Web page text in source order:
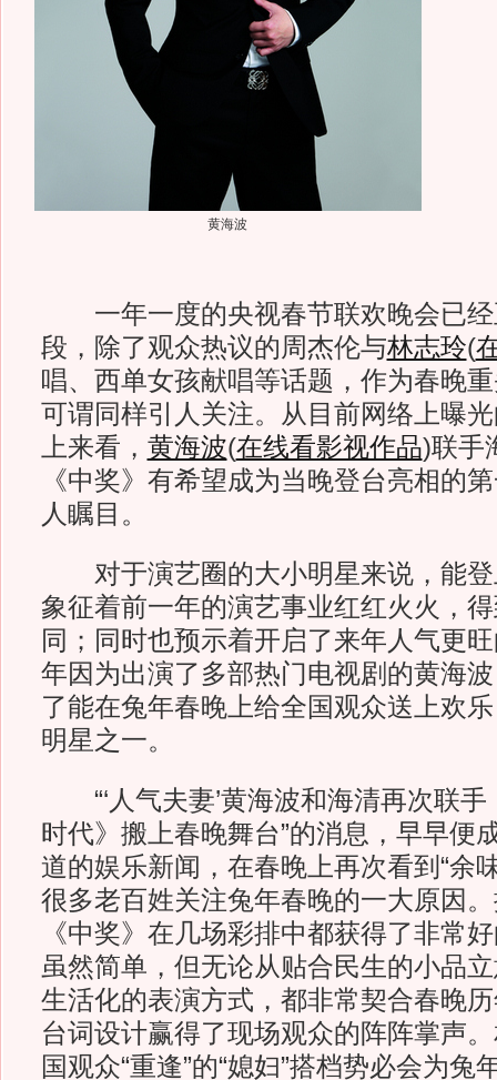
黄海波
一年一度的央视春节联欢晚会已经
段，除了观众热议的周杰伦与林志玲(
唱、西单女孩献唱等话题，作为春晚
可谓同样引人关注。从目前网络上曝
上来看， 黄海波(在线看影视作品)联手
《中奖》有希望成为当晚登台亮相的
人瞩目。
对于演艺圈的大小明星来说，能登
象征着前一年的演艺事业红红火火，
同；同时也预示着开启了来年人气更
年因为出演了多部热门电视剧的黄海
了能在兔年春晚上给全国观众送上欢
明星之一。
“‘人气夫妻’黄海波和海清再次联手
时代》搬上春晚舞台”的消息，早早便
道的娱乐新闻，在春晚上再次看到“余
很多老百姓关注兔年春晚的一大原因
《中奖》在几场彩排中都获得了非常
虽然简单，但无论从贴合民生的小品
生活化的表演方式，都非常契合春晚
台词设计赢得了现场观众的阵阵掌声
国观众“重逢”的“媳妇”搭档势必会为兔